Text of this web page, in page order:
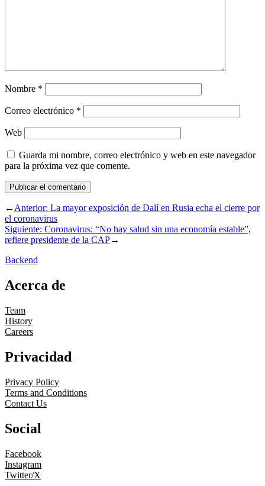
Nombre *
Correo electrónico *
Web
Guarda mi nombre, correo electrónico y web en este navegador
para la próxima vez que comente.
←Anterior: La mayor exposición de Dalí en Rusia echa el cierre por
el coronavirus
Siguiente: Coronavirus: “No hay salud sin una economía estable”,
refiere presidente de la CAP→
Backend
Acerca de
Team
History
Careers
Privacidad
Privacy Policy
Terms and Conditions
Contact Us
Social
Facebook
Instagram
Twitter/X